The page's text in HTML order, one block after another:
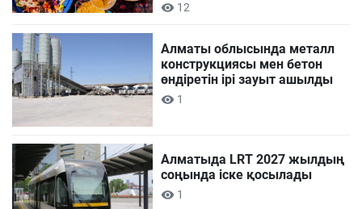
12
Алматы облысында металл
конструкциясы мен бетон
өндіретін ірі зауыт ашылды
1
Алматыда LRT 2027 жылдың
соңында іске қосылады
1